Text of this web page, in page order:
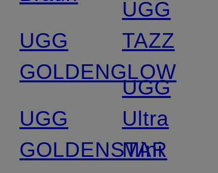
UGG
GOLDENGLOW
UGG
GOLDENSTAR
UGG
TAZZ
UGG
Ultra
Mini